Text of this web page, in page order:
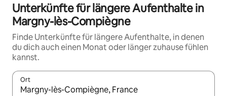
Unterkünfte für längere Aufenthalte in
Margny-lès-Compiègne
Finde Unterkünfte für längere Aufenthalte, in denen
du dich auch einen Monat oder länger zuhause fühlen
kannst.
Ort
Wenn Ergebnisse verfügbar sind, navigiere mit den